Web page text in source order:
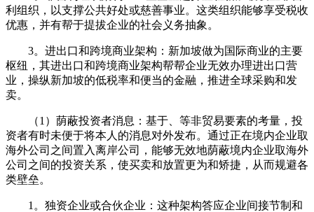
利组织，以支撑公共好处或慈善事业。这类组织能够享受税收
优惠，并有帮于提拔企业的社会义务抽象。
3。进出口和跨境商业架构：新加坡做为国际商业的主要
枢纽，其进出口和跨境商业架构帮帮企业无效办理进出口营
业，操纵新加坡的低税率和便当的金融，推进全球采购和发
卖。
（1）荫蔽投资者消息：基于、等非贸易要素的考量，投
资者有时未便于将本人的消息对外发布。通过正在境内企业取
海外公司之间置入离岸公司，能够无效地荫蔽境内企业取海外
公司之间的投资关系，使买卖和放置更为和矫捷，从而规避各
类壁垒。
1。独资企业或合伙企业：这种架构答应企业间接节制和